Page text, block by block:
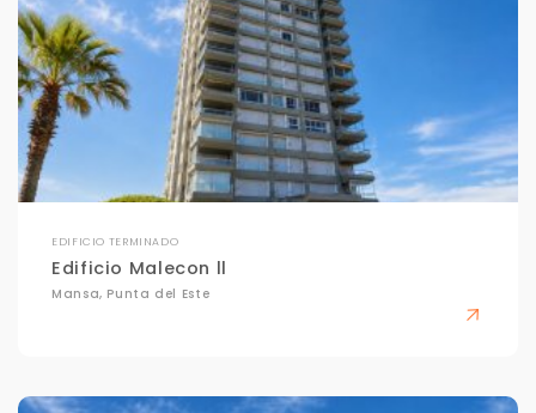
EDIFICIO TERMINADO
Edificio Malecon ll
Mansa, Punta del Este